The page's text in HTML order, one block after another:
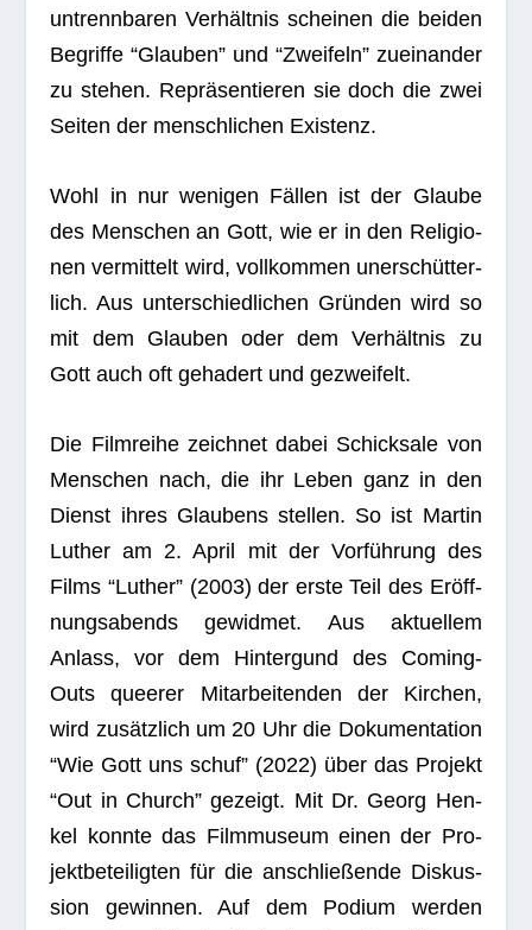
untrenn­ba­ren Ver­hält­nis schei­nen die bei­den
Begriffe “Glau­ben” und “Zwei­feln” zuein­an­der
zu ste­hen. Reprä­sen­tie­ren sie doch die zwei
Sei­ten der mensch­li­chen Existenz.
Wohl in nur weni­gen Fäl­len ist der Glaube
des Men­schen an Gott, wie er in den Reli­gio­
nen ver­mit­telt wird, voll­kom­men uner­schüt­ter­
lich. Aus unter­schied­li­chen Grün­den wird so
mit dem Glau­ben oder dem Ver­hält­nis zu
Gott auch oft geha­dert und gezweifelt.
Die Film­reihe zeich­net dabei Schick­sale von
Men­schen nach, die ihr Leben ganz in den
Dienst ihres Glau­bens stel­len. So ist Mar­tin
Luther am 2. April mit der Vor­füh­rung des
Films “Luther” (2003) der erste Teil des Eröff­
nungs­abends gewid­met. Aus aktu­el­lem
Anlass, vor dem Hin­ter­gund des Coming-
Outs quee­rer Mit­ar­bei­ten­den der Kir­chen,
wird zusätz­lich um 20 Uhr die Doku­men­ta­tion
“Wie Gott uns schuf” (2022) über das Pro­jekt
“Out in Church” gezeigt. Mit Dr. Georg Hen­
kel konnte das Film­mu­seum einen der Pro­
jekt­be­tei­lig­ten für die anschlie­ßende Dis­kus­
sion gewin­nen. Auf dem Podium wer­den